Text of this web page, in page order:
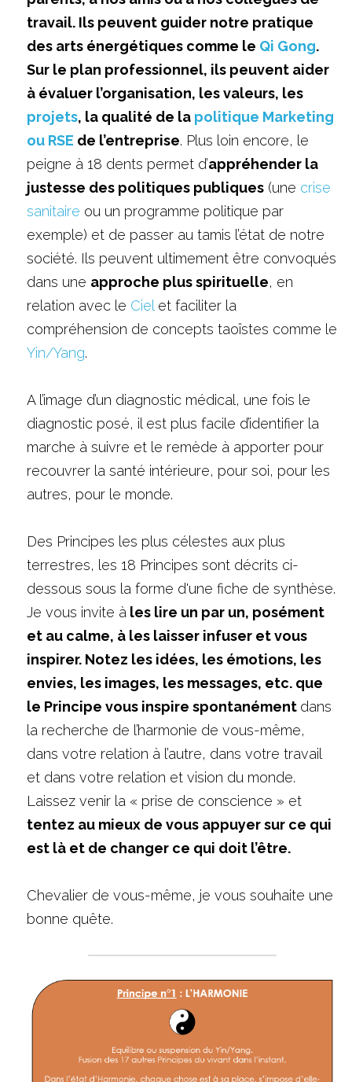
travail. Ils peuvent guider notre pratique
des arts énergétiques comme le Qi Gong.
Sur le plan professionnel, ils peuvent aider
projets, la qualité de la politique Marketing
ou RSE de l’entreprise. Plus loin encore, le
peigne à 18 dents permet d’appréhender la
justesse des politiques publiques (une crise
sanitaire ou un programme politique par
exemple) et de passer au tamis l’état de notre
société. Ils peuvent ultimement être convoqués
dans une approche plus spirituelle, en
relation avec le Ciel et faciliter la
Yin/Yang.
A l’image d’un diagnostic médical, une fois le
diagnostic posé, il est plus facile d’identifier la
marche à suivre et le remède à apporter pour
recouvrer la santé intérieure, pour soi, pour les
autres, pour le monde.
Des Principes les plus célestes aux plus
terrestres, les 18 Principes sont décrits ci-
dessous sous la forme d'une fiche de synthèse.
Je vous invite à les lire un par un, posément
et au calme, à les laisser infuser et vous
inspirer. Notez les idées, les émotions, les
envies, les images, les messages, etc. que
le Principe vous inspire spontanément dans
la recherche de l’harmonie de vous-même,
dans votre relation à l’autre, dans votre travail
et dans votre relation et vision du monde.
tentez au mieux de vous appuyer sur ce qui
est là et de changer ce qui doit l’être.
Chevalier de vous-même, je vous souhaite une
bonne quête.